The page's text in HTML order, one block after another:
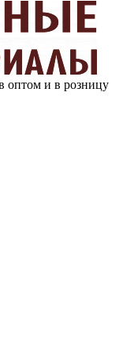
оптом и в розницу